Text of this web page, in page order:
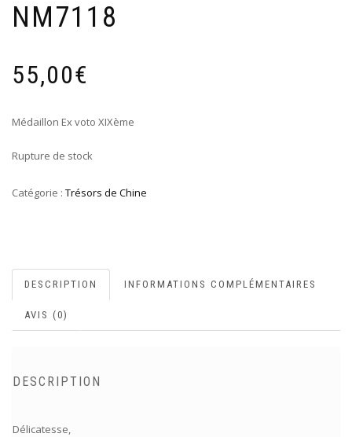
NM7118
55,00€
Médaillon Ex voto XIXème
Rupture de stock
Catégorie : Trésors de Chine
DESCRIPTION INFORMATIONS COMPLÉMENTAIRES
AVIS (0)
DESCRIPTION
Délicatesse,